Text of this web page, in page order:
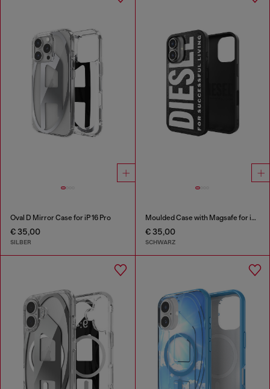
Oval D Mirror Case for iP 16 Pro
€ 35,00
SILBER
Moulded Case with Magsafe for iP 16
€ 35,00
SCHWARZ